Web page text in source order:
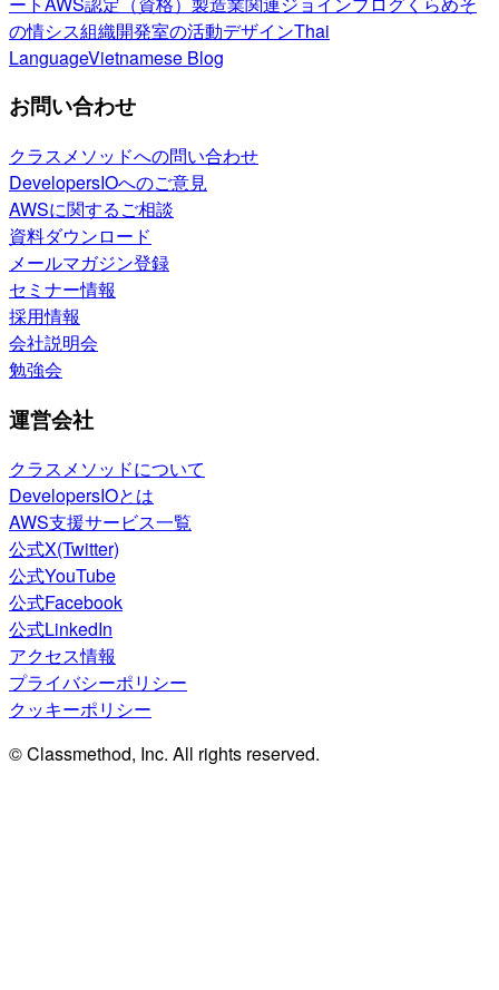
の情シス組織開発室の活動デザインThai
LanguageVietnamese Blog
お問い合わせ
クラスメソッドへの問い合わせ
DevelopersIOへのご意見
AWSに関するご相談
資料ダウンロード
メールマガジン登録
セミナー情報
採用情報
会社説明会
勉強会
運営会社
クラスメソッドについて
DevelopersIOとは
AWS支援サービス一覧
公式X(Twitter)
公式YouTube
公式Facebook
公式LinkedIn
アクセス情報
プライバシーポリシー
クッキーポリシー
© Classmethod, Inc. All rights reserved.